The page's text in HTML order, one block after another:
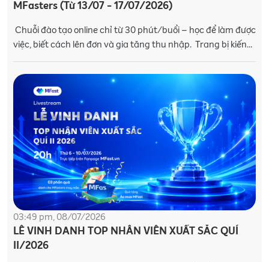
MFasters (Từ 13/07 - 17/07/2026)
Chuỗi đào tạo online chỉ từ 30 phút/buổi – học để làm được
việc, biết cách lên đơn và gia tăng thu nhập. Trang bị kiến
03:49 pm, 08/07/2026
LỄ VINH DANH TOP NHÂN VIÊN XUẤT SẮC QUÍ
II/2026